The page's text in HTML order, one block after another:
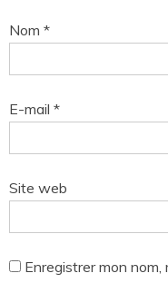
Nom *
E-mail *
Site web
Enregistrer mon